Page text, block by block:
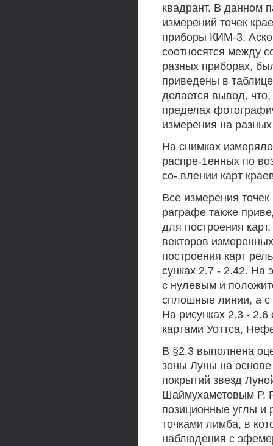
квадрант. В данном
измерений точек
приборы КИМ-3,
соотносятся между
разных приборах,
приведены в
делается вывод, что,
пределах
измерения на
На снимках
распре-1енных по
со-.влении карт
Все измерения
раграфе также
для построения
векторов
построения карт
сунках 2.7 - 2.42. На
с нулевым и
сплошные линии, а с
На рисунках 2.3 -
картами Уоттса,
В §2.3 выполнена
зоны Луны на основе
покрытий звезд
Шаймухаметовым Р.
позиционные углы
точками лимба, в
наблюдения с